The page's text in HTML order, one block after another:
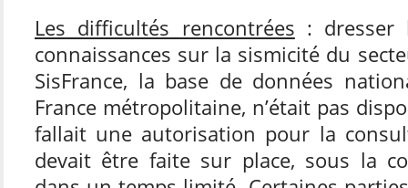
Les difficultés rencontrées : dresser
connaissances sur la sismicité du
SisFrance, la base de données
France métropolitaine, n’était pas
fallait une autorisation pour la
devait être faite sur place, sous la